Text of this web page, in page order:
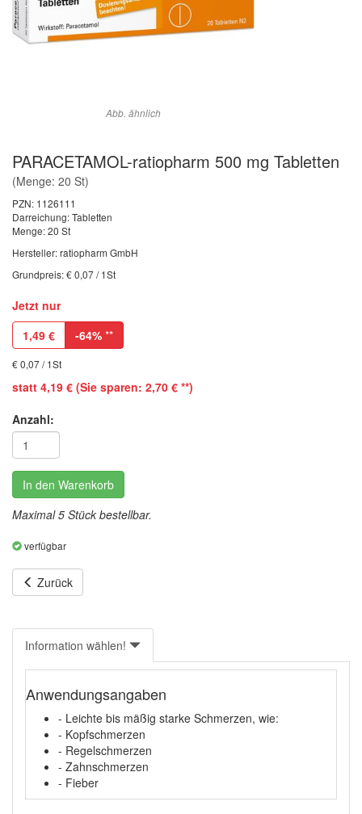
Abb. ähnlich
PARACETAMOL-ratiopharm 500 mg Tabletten
(Menge: 20 St)
PZN: 1126111
Darreichung: Tabletten
Menge: 20 St
Hersteller: ratiopharm GmbH
Grundpreis: € 0,07 / 1St
Jetzt nur
1,49 € -64% **
€ 0,07 / 1St
statt 4,19 € (Sie sparen: 2,70 € **)
Anzahl:
In den Warenkorb
Maximal 5 Stück bestellbar.
verfügbar
Zurück
Information wählen!
Anwendungsangaben
- Leichte bis mäßig starke Schmerzen, wie:
- Kopfschmerzen
- Regelschmerzen
- Zahnschmerzen
- Fieber